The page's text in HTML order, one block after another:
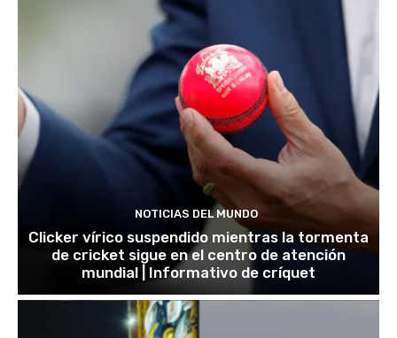
NOTICIAS DEL MUNDO
Clicker vírico suspendido mientras la tormenta
de cricket sigue en el centro de atención
mundial | Informativo de críquet